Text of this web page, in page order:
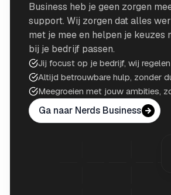
Business heb je geen zorgen
support. Wij zorgen dat alles
met je mee en helpen je keuzes
bij je bedrijf passen.
Jij focust op je bedrijf, wij regelen
Altijd betrouwbare hulp, zonder
Meegroeien met jouw ambities,
Ga naar Nerds Business